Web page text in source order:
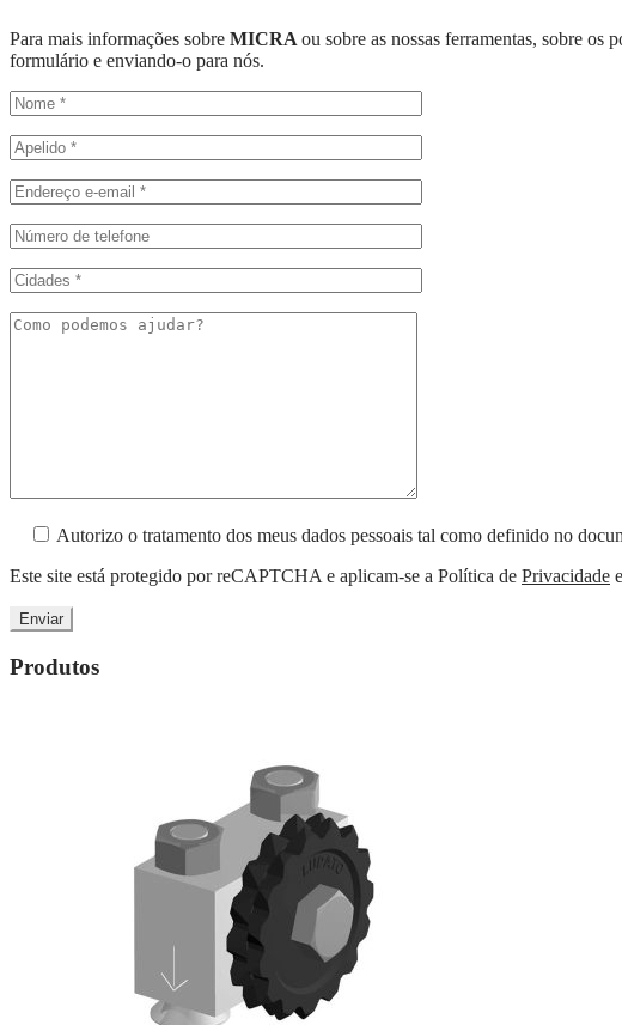
Para mais informações sobre MICRA ou sobre as nossas ferramentas, sobre os
formulário e enviando-o para nós.
Autorizo o tratamento dos meus dados pessoais tal como definido no
Este site está protegido por reCAPTCHA e aplicam-se a Política de Privacidade
Produtos